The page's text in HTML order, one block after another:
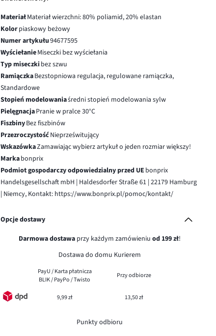
MateriałMateriał wierzchni: 80% poliamid, 20% elastan
Kolorpiaskowy beżowy
Numer artykułu94677595
WyściełanieMiseczki bez wyściełania
Typ miseczki bez szwu
RamiączkaBezstopniowa regulacja, regulowane ramiączka,
Standardowe
Stopień modelowaniaśredni stopień modelowania sylw
PielęgnacjaPranie w pralce 30°C
FiszbinyBez fiszbinów
PrzezroczystośćNieprześwitujący
WskazówkaZamawiając wybierz artykuł o jeden rozmiar większy!
Markabonprix
Podmiot gospodarczy odpowiedzialny przed UE bonprix
Handelsgesellschaft mbH | Haldesdorfer Straße 61 | 22179 Hamburg
| Niemcy, Kontakt: https://www.bonprix.pl/pomoc/kontakt/
Opcje dostawy
Darmowa dostawaprzy każdym zamówieniu od 199 zł!
Dostawa do domu Kurierem
PayU / Karta płatnicza
BLIK / PayPo / Twisto
Przy odbiorze
9,99 zł 13,50 zł
Punkty odbioru